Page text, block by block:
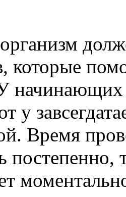
которые
начинающих
у
Время
постепенно,